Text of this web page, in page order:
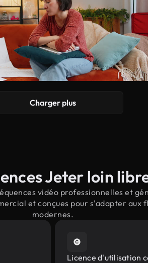
Charger plus
Jeter loin
vidéo professionnelles et
et conçues pour s'adapter aux
modernes.
Licence d'utilisation